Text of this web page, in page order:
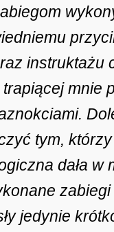
instruktażu
mnie
tym,
dała
jedynie